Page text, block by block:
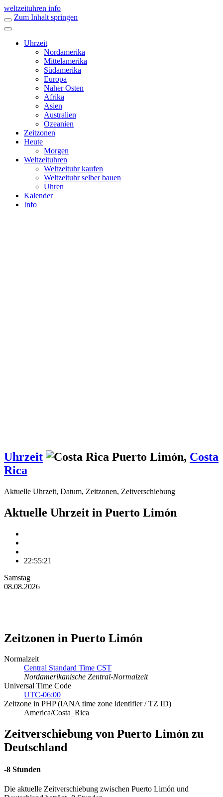
weltzeituhren info
Zum Inhalt springen
Uhrzeit
Nordamerika
Mittelamerika
Südamerika
Europa
Naher Osten
Afrika
Asien
Australien
Ozeanien
Zeitzonen
Heute
Morgen
Weltzeituhren
Weltzeituhr kaufen
Weltzeituhr selber bauen
Uhren
Kalender
Info
Uhrzeit Puerto Limón, Costa
Rica
Aktuelle Uhrzeit, Datum, Zeitzonen, Zeitverschiebung
Aktuelle Uhrzeit in Puerto Limón
22:55:21
Samstag
08.08.2026
Zeitzonen in Puerto Limón
Normalzeit
Central Standard Time CST
Nordamerikanische Zentral-Normalzeit
Universal Time Code
UTC-06:00
Zeitzone in PHP (IANA time zone identifier / TZ ID)
America/Costa_Rica
Zeitverschiebung von Puerto Limón zu
Deutschland
-8 Stunden
Die aktuelle Zeitverschiebung zwischen Puerto Limón und